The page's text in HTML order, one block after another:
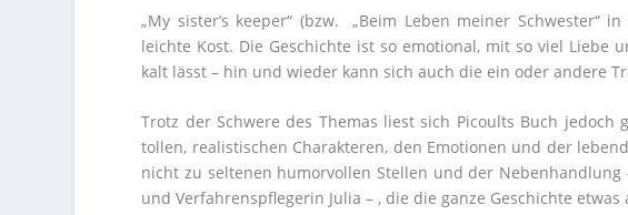
„My sister’s keeper“ (bzw. „Beim Leben meiner Schwester“
leichte Kost. Die Geschichte ist so emotional, mit so viel Liebe
kalt lässt – hin und wieder kann sich auch die ein oder andere
Trotz der Schwere des Themas liest sich Picoults Buch
tollen, realistischen Charakteren, den Emotionen und der
nicht zu seltenen humorvollen Stellen und der Nebenhandlung
und Verfahrenspflegerin Julia – , die die ganze Geschichte etwas